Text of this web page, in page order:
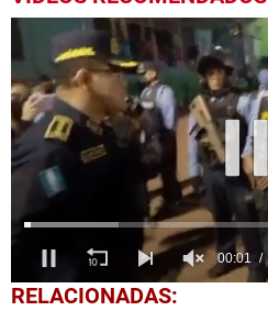
0
seconds
RELACIONADAS: